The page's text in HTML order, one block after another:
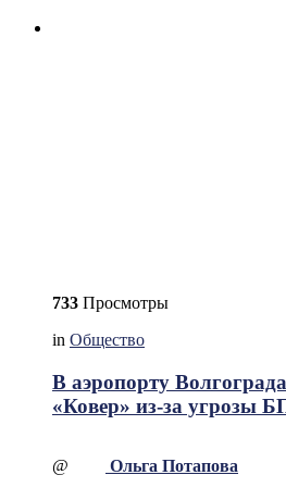
733 Просмотры
in Общество
В аэропорту
«Ковер» из-за угрозы
@ Ольга Потапова